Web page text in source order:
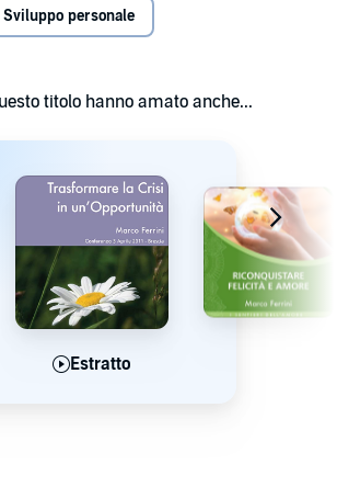
Sviluppo personale
titolo hanno amato anche...
Estratto